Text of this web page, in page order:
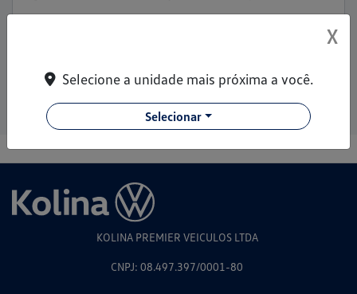
KOLINA PREMIER VEICULOS LTDA
CNPJ: 08.497.397/0001-80
X
Selecione a unidade mais próxima a você.
Selecionar